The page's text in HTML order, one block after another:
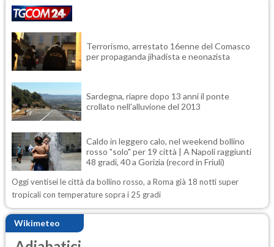
Terrorismo, arrestato 16enne del Comasco
per propaganda jihadista e neonazista
Sardegna, riapre dopo 13 anni il ponte
crollato nell'alluvione del 2013
Caldo in leggero calo, nel weekend bollino
rosso "solo" per 19 città | A Napoli raggiunti
48 gradi, 40 a Gorizia (record in Friuli)
Oggi ventisei le città da bollino rosso, a Roma già 18 notti super
tropicali con temperature sopra i 25 gradi
Wikimeteo